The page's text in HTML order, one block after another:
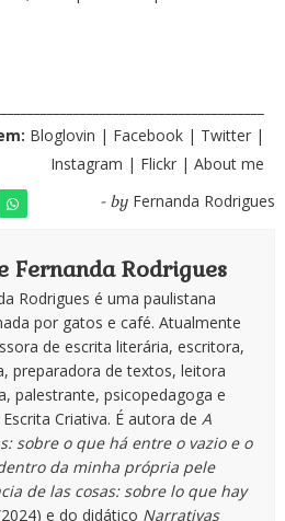
Bloglovin | Facebook | Twitter |
Instagram | Flickr |About me
- by Fernanda Rodrigues
Fernanda Rodrigues
Rodrigues é uma paulistana
por gatos e café. Atualmente
de escrita literária, escritora,
preparadora de textos, leitora
palestrante, psicopedagoga e
Criativa. É autora de A
sobre o que há entre o vazio e o
da minha própria pele
de las cosas: sobre lo que hay
e do didático Narrativas